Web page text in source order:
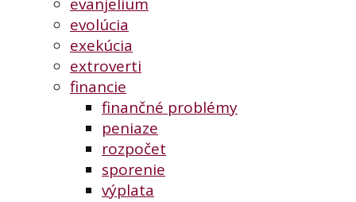
evanjelium
evolúcia
exekúcia
extroverti
financie
finančné problémy
peniaze
rozpočet
sporenie
výplata